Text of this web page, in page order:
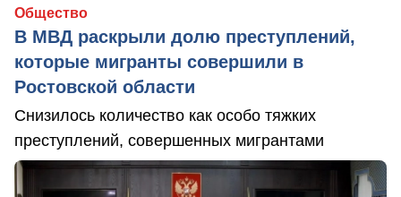
Общество
В МВД раскрыли долю преступлений,
которые мигранты совершили в
Ростовской области
Снизилось количество как особо тяжких
преступлений, совершенных мигрантами